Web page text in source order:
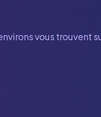
vous trouvent